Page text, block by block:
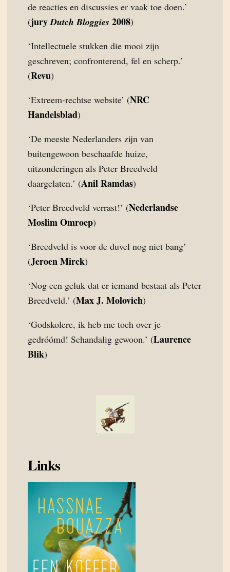
de reacties en discussies er vaak toe doen.’
(juryDutch Bloggies 2008)
‘Intellectuele stukken die mooi zijn
geschreven; confronterend, fel en scherp.’
(Revu)
‘Extreem-rechtse website’ (NRC
Handelsblad)
‘De meeste Nederlanders zijn van
buitengewoon beschaafde huize,
uitzonderingen als Peter Breedveld
daargelaten.’ (Anil Ramdas)
‘Peter Breedveld verrast!’ (Nederlandse
Moslim Omroep)
‘Breedveld is voor de duvel nog niet bang’
(Jeroen Mirck)
‘Nog een geluk dat er iemand bestaat als Peter
Breedveld.’ (Max J. Molovich)
‘Godskolere, ik heb me toch over je
gedróómd! Schandalig gewoon.’ (Laurence
Blik)
Links